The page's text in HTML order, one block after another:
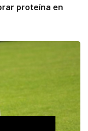
proteína en